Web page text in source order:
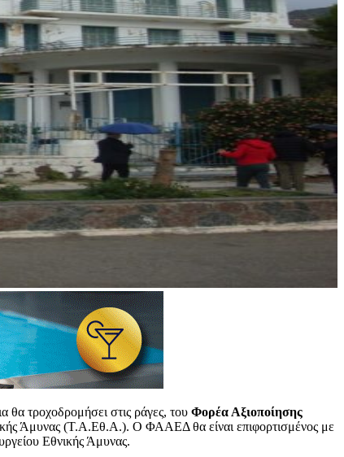
θα τροχοδρομήσει στις ράγες, του Φορέα Αξιοποίησης
Άμυνας (Τ.Α.Εθ.Α.). Ο ΦΑΑΕΔ θα είναι επιφορτισμένος με
Εθνικής Άμυνας.